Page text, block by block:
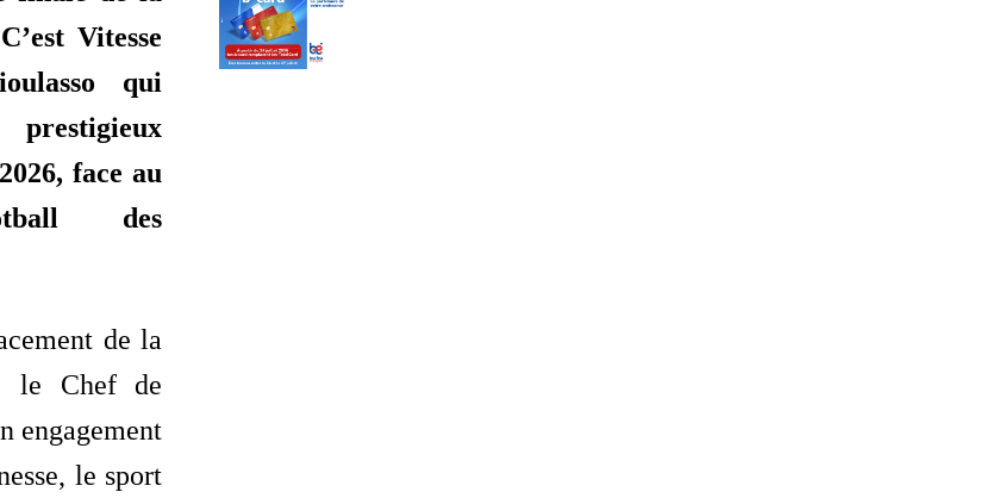
Vitesse
qui
face au
des
de la
le Chef de
engagement
le sport